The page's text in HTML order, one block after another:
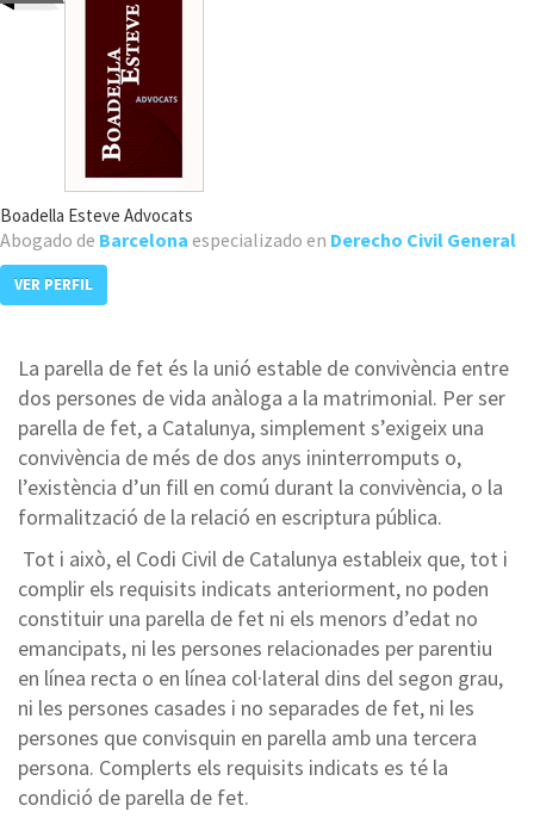
Boadella Esteve Advocats
Abogado de Barcelona especializado en Derecho Civil General
VER PERFIL
La parella de fet és la unió estable de convivència entre
dos persones de vida anàloga a la matrimonial. Per ser
parella de fet, a Catalunya, simplement s’exigeix una
convivència de més de dos anys ininterromputs o,
l’existència d’un fill en comú durant la convivència, o la
formalització de la relació en escriptura pública.
Tot i això, el Codi Civil de Catalunya estableix que, tot i
complir els requisits indicats anteriorment, no poden
constituir una parella de fet ni els menors d’edat no
emancipats, ni les persones relacionades per parentiu
en línea recta o en línea col·lateral dins del segon grau,
ni les persones casades i no separades de fet, ni les
persones que convisquin en parella amb una tercera
persona. Complerts els requisits indicats es té la
condició de parella de fet.